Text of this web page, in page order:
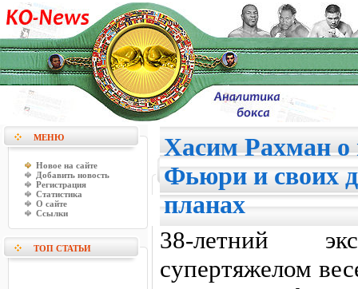
МЕНЮ
Новое на сайте
Добавить новость
Регистрация
Статистика
О сайте
Ссылки
ТОП СТАТЬИ
Хасим Рахман о
Фьюри и своих
планах
38-летний
супертяжелом